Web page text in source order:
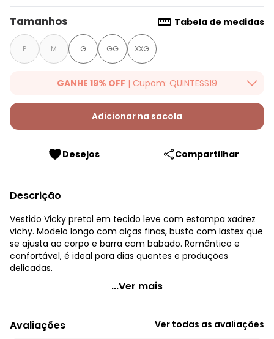
Tamanhos Tabela de medidas
P M G GG XXG
GANHE 19% OFF | Cupom: QUINTESS19
Ganhe 19% OFF Extra em qualquer valor, usando o cupom:
QUINTESS19. Válido para toda loja Quintess, até 07/08/2026.
Adicionar na sacola
Desejos Compartilhar
Descrição
Vestido Vicky pretol em tecido leve com estampa xadrez
vichy. Modelo longo com alças finas, busto com lastex que
se ajusta ao corpo e barra com babado. Romântico e
confortável, é ideal para dias quentes e produções
delicadas.
Quintess - Vestido Vichy Preto em Tecido Plano
Modelagem: Solta
Decote frente: Reto
...Ver mais
Avaliações Ver todas as avaliações